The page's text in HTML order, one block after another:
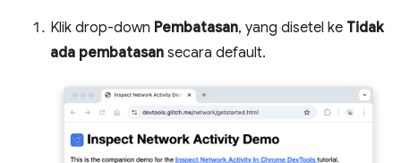
Klik drop-down Pembatasan, yang disetel ke Tidak
ada pembatasan secara default.